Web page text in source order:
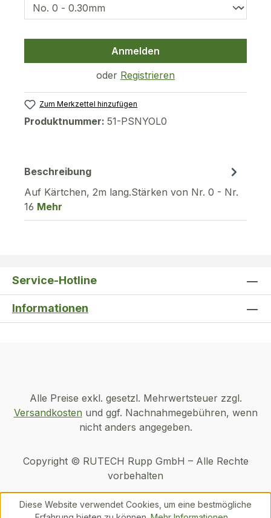
Anmelden
oder Registrieren
Zum Merkzettel hinzufügen
Produktnummer: 51-PSNYOL0
Beschreibung
Auf Kärtchen, 2m lang.Stärken von Nr. 0 - Nr.
16 Mehr
Service-Hotline
Informationen
Alle Preise exkl. gesetzl. Mehrwertsteuer zzgl.
Versandkosten und ggf. Nachnahmegebühren, wenn
nicht anders angegeben.
Copyright © RUTECH Rupp GmbH – Alle Rechte
vorbehalten
Diese Website verwendet Cookies, um eine bestmögliche